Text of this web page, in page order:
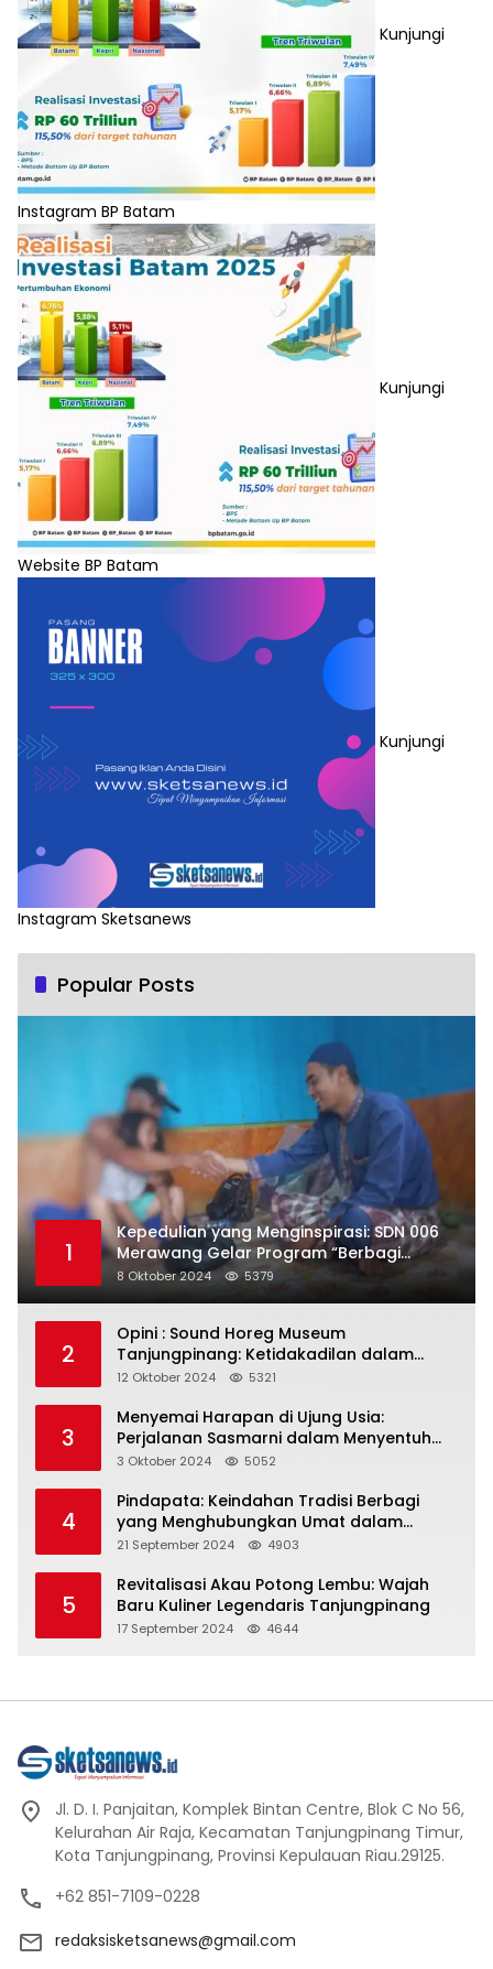
Kunjungi
Instagram BP Batam
Kunjungi
Website BP Batam
Kunjungi
Instagram Sketsanews
Popular Posts
1
Kepedulian yang Menginspirasi: SDN 006
Merawang Gelar Program “Berbagi
Segenggam Beras”
8 Oktober 2024 5379
2
Opini : Sound Horeg Museum
Tanjungpinang: Ketidakadilan dalam
Representasi
12 Oktober 2024 5321
3
Menyemai Harapan di Ujung Usia:
Perjalanan Sasmarni dalam Menyentuh
Hati dan Jiwa
3 Oktober 2024 5052
4
Pindapata: Keindahan Tradisi Berbagi
yang Menghubungkan Umat dalam
Spiritualitas dan Kebersamaan dalam
21 September 2024 4903
5
Revitalisasi Akau Potong Lembu: Wajah
Baru Kuliner Legendaris Tanjungpinang
17 September 2024 4644
Jl. D. I. Panjaitan, Komplek Bintan Centre, Blok C No 56,
Kelurahan Air Raja, Kecamatan Tanjungpinang Timur,
Kota Tanjungpinang, Provinsi Kepulauan Riau.29125.
+62 851-7109-0228
redaksisketsanews@gmail.com